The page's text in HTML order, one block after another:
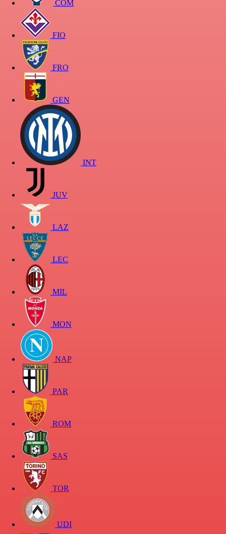
COM
FIO
FRO
GEN
INT
JUV
LAZ
LEC
MIL
MON
NAP
PAR
ROM
SAS
TOR
UDI